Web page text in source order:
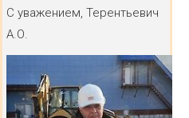
С уважением, Терентьевич
А.О.